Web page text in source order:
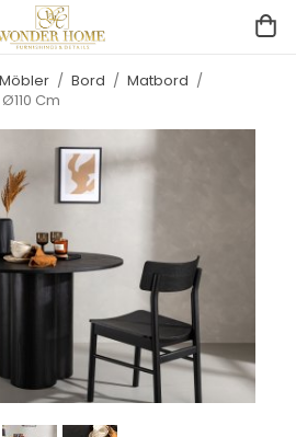
Möbler / Bord / Matbord /
Cm